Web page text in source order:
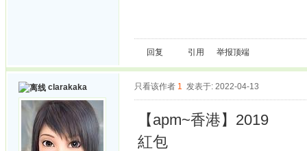
回复 引用 举报顶端
clarakaka 只看该作者 1 发表于: 2022-04-13
【apm~香港】2019
紅包